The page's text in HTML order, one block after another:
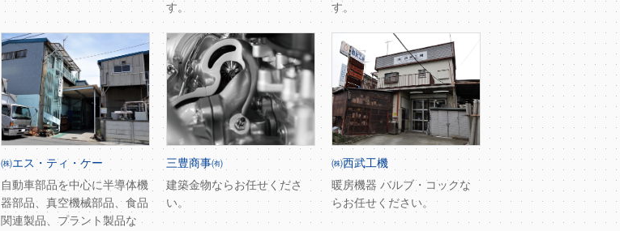
す。
す。
㈱エス・ティ・ケー
自動車部品を中心に半導体機
器部品、真空機械部品、食品
関連製品、プラント製品な
三豊商事㈲
建築金物ならお任せくださ
い。
㈱西武工機
暖房機器 バルブ・コックな
らお任せください。